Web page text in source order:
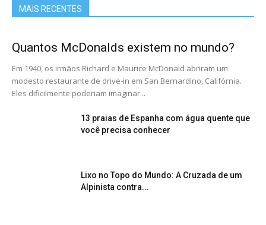
MAIS RECENTES
Quantos McDonalds existem no mundo?
Em 1940, os irmãos Richard e Maurice McDonald abriram um
modesto restaurante de drive-in em San Bernardino, Califórnia.
Eles dificilmente poderiam imaginar...
13 praias de Espanha com água quente que
você precisa conhecer
Lixo no Topo do Mundo: A Cruzada de um
Alpinista contra...